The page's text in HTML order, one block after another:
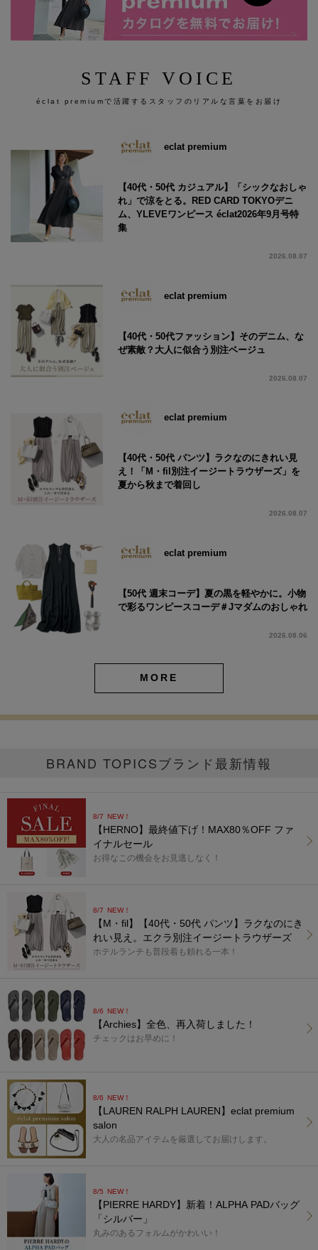
STAFF VOICE
éclat premiumで活躍するスタッフのリアルな言葉をお届け
eclat premium
【40代・50代 カジュアル】「シックなおしゃ
れ」で涼をとる。RED CARD TOKYOデニ
ム、YLEVEワンピース éclat2026年9月号特
集
2026.08.07
eclat premium
【40代・50代ファッション】そのデニム、な
ぜ素敵？大人に似合う別注ベージュ
2026.08.07
eclat premium
【40代・50代 パンツ】ラクなのにきれい見
え！「M・fil別注イージートラウザーズ」を
夏から秋まで着回し
2026.08.07
eclat premium
【50代 週末コーデ】夏の黒を軽やかに。小物
で彩るワンピースコーデ＃Jマダムのおしゃれ
2026.08.06
MORE
BRAND TOPICSブランド最新情報
8/7 NEW！
【HERNO】最終値下げ！MAX80％OFF ファ
イナルセール
お得なこの機会をお見逃しなく！
8/7 NEW！
【M・fil】【40代・50代 パンツ】ラクなのにき
れい見え。エクラ別注イージートラウザーズ
ホテルランチも普段着も頼れる一本！
8/6 NEW！
【Archies】全色、再入荷しました！
チェックはお早めに！
8/6 NEW！
【LAUREN RALPH LAUREN】eclat premium
salon
大人の名品アイテムを厳選してお届けします。
8/5 NEW！
【PIERRE HARDY】新着！ALPHA PADバッグ
「シルバー」
丸みのあるフォルムがかわいい！